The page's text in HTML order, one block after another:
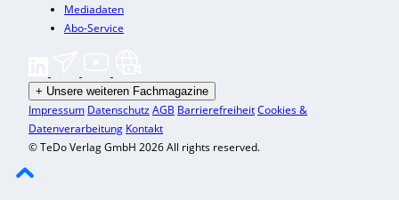
Mediadaten
Abo-Service
+ Unsere weiteren Fachmagazine
Impressum DatenschutzAGB BarrierefreiheitCookies &
Datenverarbeitung Kontakt
© TeDo Verlag GmbH 2026 All rights reserved.